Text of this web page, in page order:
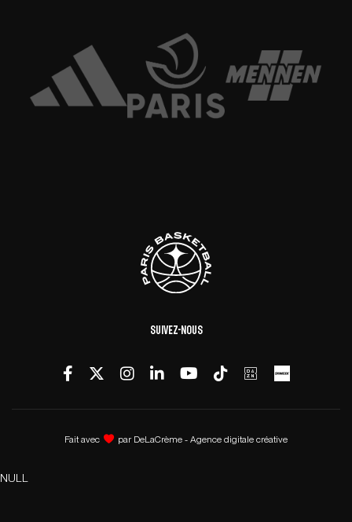
Suivez-nous
Fait avec par DeLaCrème - Agence digitale créative
NULL